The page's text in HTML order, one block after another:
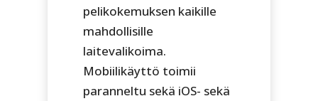
pelikokemuksen kaikille
mahdollisille
laitevalikoima.
Mobiilikäyttö toimii
paranneltu sekä iOS- sekä